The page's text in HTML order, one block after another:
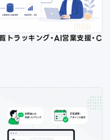
トラッキング・AI営業支援・C